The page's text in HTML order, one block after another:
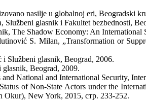
nasilje u globalnoj eri, Beogradski
Službeni glasnik i Fakultet bezbednosti,
The Shadow Economy: An
S. Milan, „Transformation or
Službeni glasnik, Beograd, 2006.
Beograd, 2009.
National and International Security,
of Non-State Actors under the
Okur), New York, 2015, стр. 233-252.